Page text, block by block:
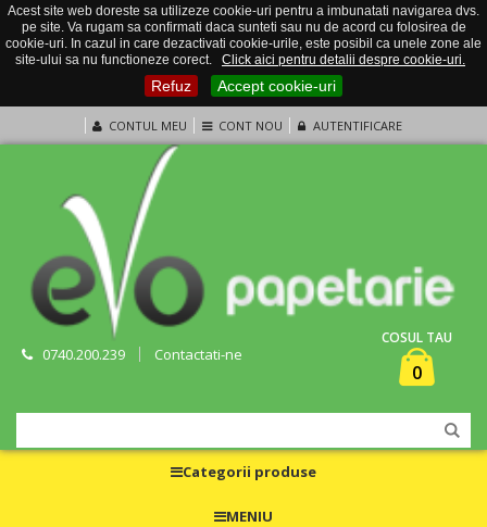
Acest site web doreste sa utilizeze cookie-uri pentru a imbunatati navigarea dvs.
pe site. Va rugam sa confirmati daca sunteti sau nu de acord cu folosirea de
cookie-uri. In cazul in care dezactivati cookie-urile, este posibil ca unele zone ale
site-ului sa nu functioneze corect.
Click aici pentru detalii despre cookie-uri.
Refuz Accept cookie-uri
CONTUL MEU CONT NOU AUTENTIFICARE
0740.200.239 Contactati-ne
COSUL TAU
0
Categorii produse
MENIU